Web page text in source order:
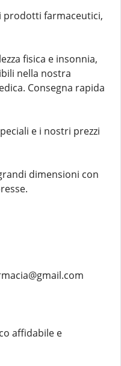
prodotti farmaceutici,
fisica e insonnia,
nella nostra
Consegna rapida
e i nostri prezzi
dimensioni con
affidabile e